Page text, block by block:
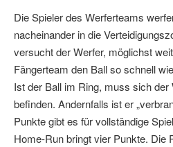
Die Spieler des Werferteams
nacheinander in die
versucht der Werfer, möglichst
Fängerteam den Ball so schnell
Ist der Ball im Ring, muss sich der
befinden. Andernfalls ist er
Punkte gibt es für vollständige
Home-Run bringt vier Punkte. Die